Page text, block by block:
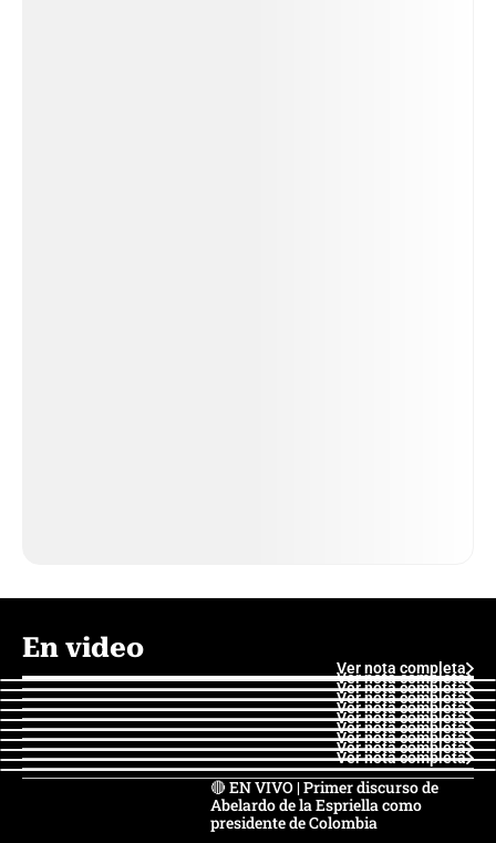
En video
Ver nota completa
Ver nota completa
Ver nota completa
Ver nota completa
Ver nota completa
Ver nota completa
Ver nota completa
Ver nota completa
Ver nota completa
Ver nota completa
🔴 EN VIVO | Primer discurso de
Abelardo de la Espriella como
presidente de Colombia